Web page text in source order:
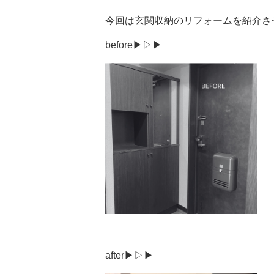
今回は玄関収納のリフォームを紹介さ
before▶▷▶
after▶▷▶